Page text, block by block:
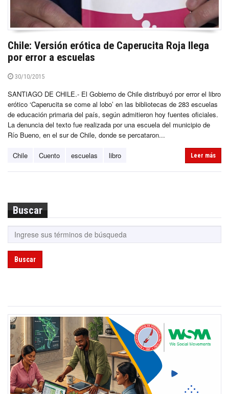
Chile: Versión erótica de Caperucita Roja llega
por error a escuelas
30/10/2015
SANTIAGO DE CHILE.- El Gobierno de Chile distribuyó por error el libro
erótico ‘Caperucita se come al lobo’ en las bibliotecas de 283 escuelas
de educación primaria del país, según admitieron hoy fuentes oficiales.
La denuncia del texto fue realizada por una escuela del municipio de
Río Bueno, en el sur de Chile, donde se percataron...
Chile Cuento escuelas libro Leer más
Buscar
Buscar